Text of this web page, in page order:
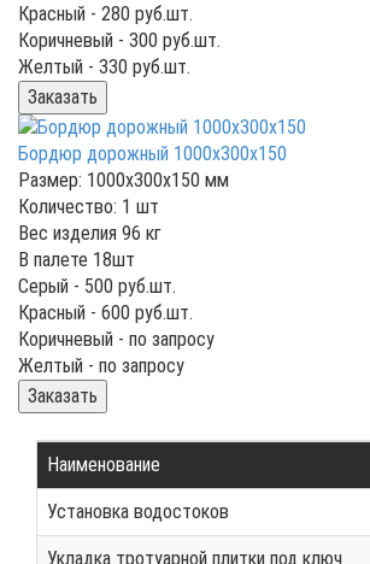
Красный - 280 руб.шт.
Коричневый - 300 руб.шт.
Желтый - 330 руб.шт.
Заказать
Бордюр дорожный 1000x300x150
Размер: 1000x300x150 мм
Количество: 1 шт
Вес изделия 96 кг
В палете 18шт
Серый - 500 руб.шт.
Красный - 600 руб.шт.
Коричневый - по запросу
Желтый - по запросу
Заказать
Наименование
Установка водостоков
Укладка тротуарной плитки под ключ